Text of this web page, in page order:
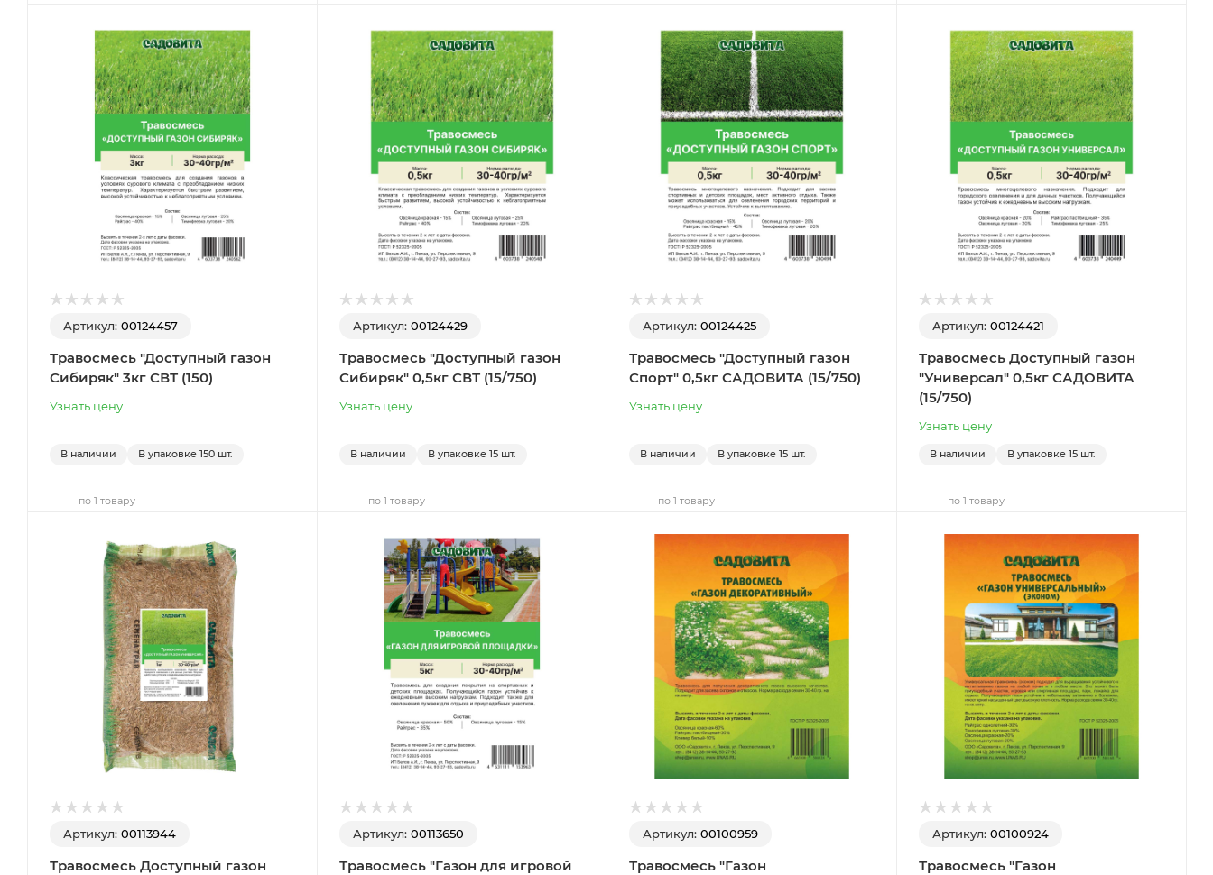
Артикул: 00124457
Травосмесь "Доступный газон
Сибиряк" 3кг СВТ (150)
Узнать цену
В наличии В упаковке 150 шт.
по 1 товару
Артикул: 00124429
Травосмесь "Доступный газон
Сибиряк" 0,5кг СВТ (15/750)
Узнать цену
В наличии В упаковке 15 шт.
по 1 товару
Артикул: 00124425
Травосмесь "Доступный газон
Спорт" 0,5кг САДОВИТА (15/750)
Узнать цену
В наличии В упаковке 15 шт.
по 1 товару
Артикул: 00124421
Травосмесь Доступный газон
"Универсал" 0,5кг САДОВИТА
(15/750)
Узнать цену
В наличии В упаковке 15 шт.
по 1 товару
Артикул: 00113944
Травосмесь Доступный газон
Артикул: 00113650
Травосмесь "Газон для игровой
Артикул: 00100959
Травосмесь "Газон
Артикул: 00100924
Травосмесь "Газон